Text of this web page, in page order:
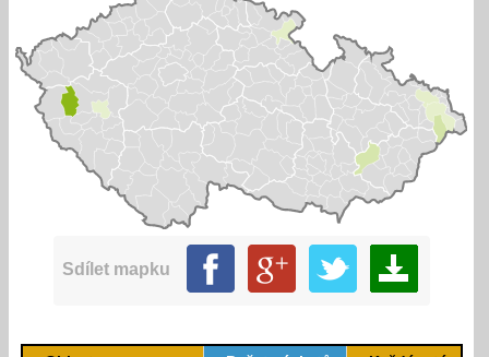
Sdílet mapku